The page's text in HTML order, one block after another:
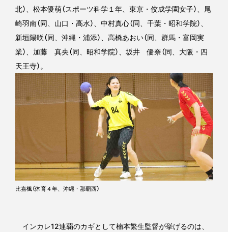
北）、松本優萌（スポーツ科学１年、東京・佼成学園女子）、尾
崎羽南（同、山口・高水）、中村真心（同、千葉・昭和学院）、
新垣陽咲（同、沖縄・浦添）、高橋あおい（同、群馬・富岡実
業）、加藤 真央（同、昭和学院）、坂井 優奈（同、大阪・四
天王寺）。
比嘉楓（体育４年、沖縄・那覇西）
インカレ12連覇のカギとして楠本繁生監督が挙げるのは、